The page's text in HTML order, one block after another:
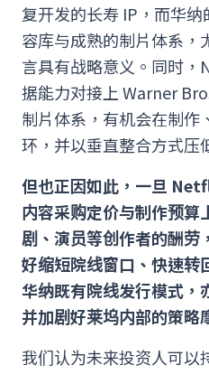
复开发的长寿 IP，而华
容库与成熟的制片体系，
言具有战略意义。同时
据能力对接上 Warner
制片体系，有机会在制作
环，并以垂直整合方式压
但也正因如此，一旦
内容采购定价与制作预算
剧、演员等创作者的酬
好缩短院线窗口、快速转
华纳既有院线发行模式，
并加剧好莱坞内部的策略
我们认为未来投资人可以